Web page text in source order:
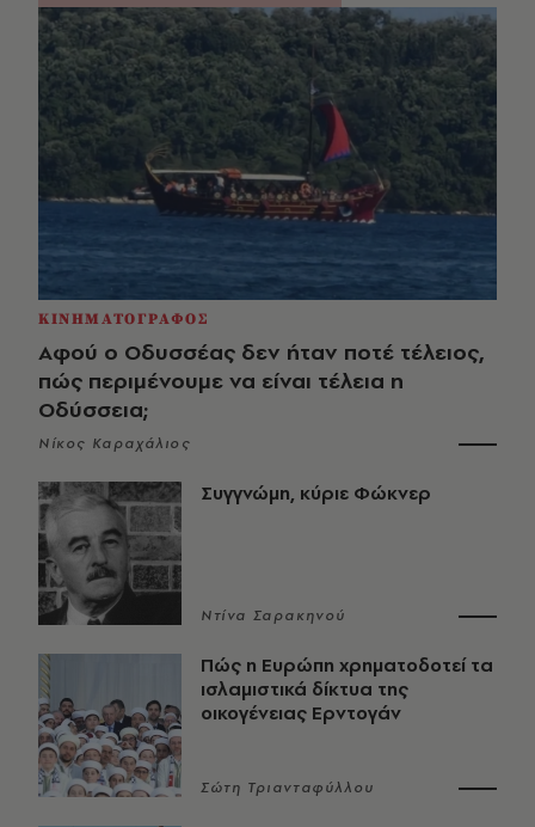
ΚΙΝΗΜΑΤΟΓΡΑΦΟΣ
Αφού ο Οδυσσέας δεν ήταν ποτέ τέλειος,
πώς περιμένουμε να είναι τέλεια η
Οδύσσεια;
Νίκος Καραχάλιος
Συγγνώμη, κύριε Φώκνερ
Ντίνα Σαρακηνού
Πώς η Ευρώπη χρηματοδοτεί τα
ισλαμιστικά δίκτυα της
οικογένειας Ερντογάν
Σώτη Τριανταφύλλου